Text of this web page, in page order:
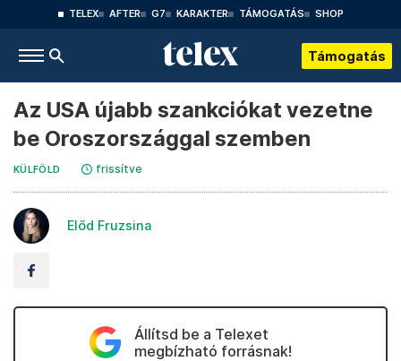
TELEX AFTER G7 KARAKTER TÁMOGATÁS SHOP
Támogatás
Az USA újabb szankciókat vezetne
be Oroszországgal szemben
KÜLFÖLD frissítve
Előd Fruzsina
Állítsd be a Telexet
megbízható forrásnak!